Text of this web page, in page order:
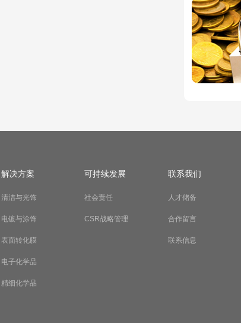
解决方案
清洁与光饰
电镀与涂饰
表面转化膜
电子化学品
精细化学品
可持续发展
社会责任
CSR战略管理
联系我们
人才储备
合作留言
联系信息